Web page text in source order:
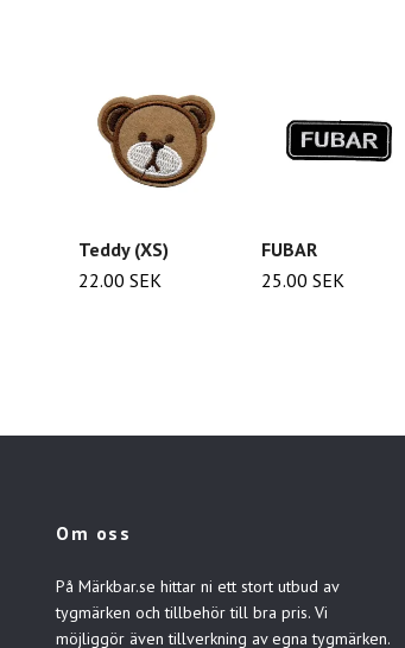
Teddy (XS)
22.00 SEK
FUBAR
25.00 SEK
Om oss
På Märkbar.se hittar ni ett stort utbud av
tygmärken och tillbehör till bra pris. Vi
möjliggör även tillverkning av egna tygmärken.